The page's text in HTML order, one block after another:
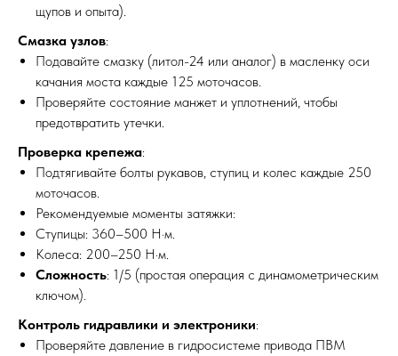
щупов и опыта).
Смазка узлов:
Подавайте смазку (литол-24 или аналог) в масленку оси
качания моста каждые 125 моточасов.
Проверяйте состояние манжет и уплотнений, чтобы
предотвратить утечки.
Проверка крепежа:
Подтягивайте болты рукавов, ступиц и колес каждые 250
моточасов.
Рекомендуемые моменты затяжки:
Ступицы: 360–500 Н·м.
Колеса: 200–250 Н·м.
Сложность: 1/5 (простая операция с динамометрическим
ключом).
Контроль гидравлики и электроники:
Проверяйте давление в гидросистеме привода ПВМ